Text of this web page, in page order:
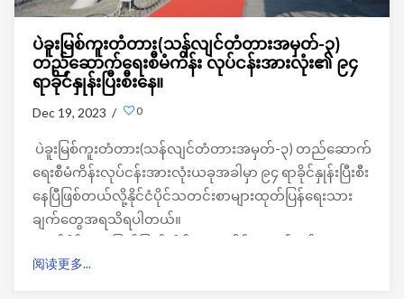
ပဲခူးမြစ်ကူးတံတား(သန်လျင်တံတားအမှတ်-၃)
တည်ဆောက်ရေးစီမံကိန်း လုပ်ငန်းအားလုံး၏ ၉၄
ရာခိုင်နှုန်းပြီးစီးနေ။
Dec 19, 2023 / 0
ပဲခူးမြစ်ကူးတံတား(သန်လျင်တံတားအမှတ်-၃) တည်ဆောက်
ရေးစီမံကိန်းလုပ်ငန်းအားလုံးယခုအခါမှာ ၉၄ ရာခိုင်နှုန်းပြီးစီး
နေပြီဖြစ်တယ်လို့နိုင်ငံပိုင်သတင်းစာများထုတ်ပြန်ရေးသား
ချက်တွေအရသိရပါတယ်။
အေဂျင်စီ(JICA)
阅读更多...